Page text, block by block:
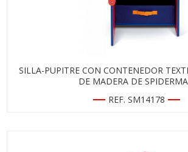
SILLA-PUPITRE CON CONTENEDOR
DE MADERA DE
REF. SM14178